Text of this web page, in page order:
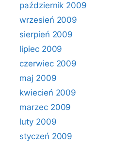
październik 2009
wrzesień 2009
sierpień 2009
lipiec 2009
czerwiec 2009
maj 2009
kwiecień 2009
marzec 2009
luty 2009
styczeń 2009